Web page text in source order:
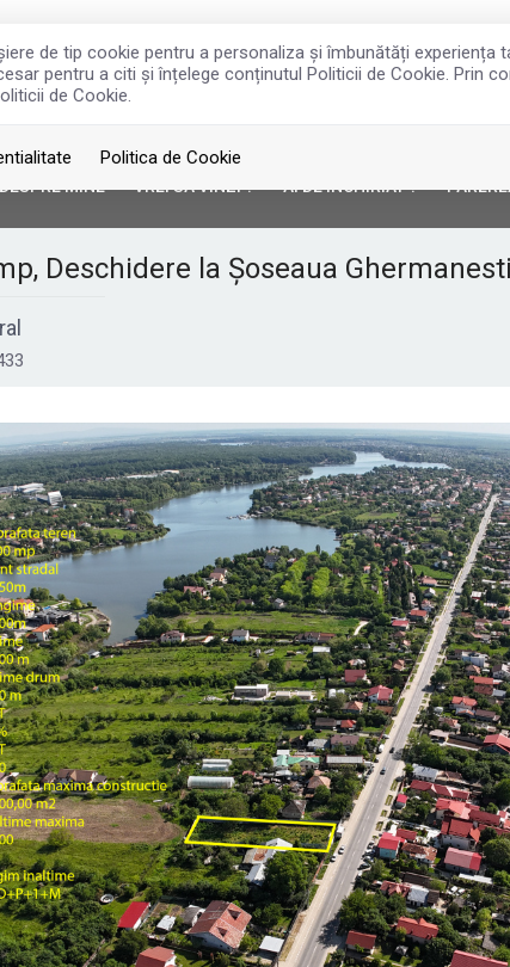
de tip cookie pentru a personaliza și îmbunătăți
pentru a citi și înțelege conținutul Politicii de Cookie. Prin
de Cookie.
Politica de Cookie
DESPRE MINE VREI SA VINZI ? AI DE INCHIRIAT ?
Deschidere la Șoseaua